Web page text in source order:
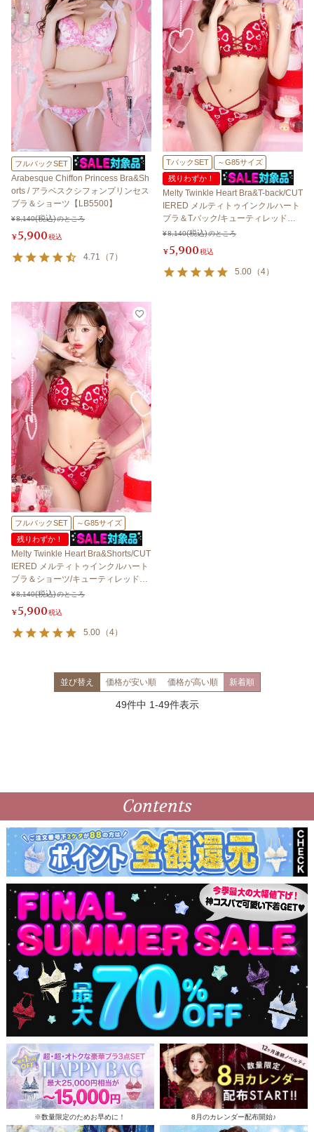
フルバックSET
Arabesque Chiffon Princess Bra&Sh
orts / アラベスクシフォンプリンセス
ブラ＆ショーツ【LB5500】
¥8,140 のところ
¥5,900税込
4.71 （7 ）
TバックSET
～G85サイズ
残りわずか！
Melty Twinkle Heart Bra&T-back/CUT
IERED メルティトゥインクルハート
ブラ＆Tバック/キューティレッド【L
B5500】
¥8,140 のところ
¥5,900税込
5.00 （4）
フルバックSET
～G85サイズ
残りわずか！
Melty Twinkle Heart Bra&Shorts/CUT
IERED メルティトゥインクルハート
ブラ＆ショーツ/キューティレッド
【LB5500】
¥8,140 のところ
¥5,900税込
5.00 （4）
並び替え 価格が安い順 価格が高い順 新着順
49件中 1-49件表示
Contents
※数量限定のためお早めに！ 8月のカレンダー配布開始♪